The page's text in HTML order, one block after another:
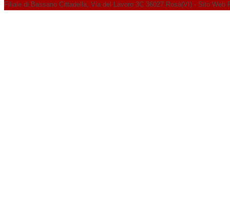
Filiale di Bassano Cittadella, Via del Lavoro 3C 36027 Rosà(VI) - Sito Web